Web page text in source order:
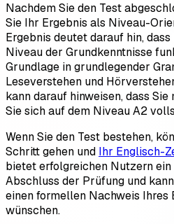
Nachdem Sie den Test
Sie Ihr Ergebnis als Niveau-
Ergebnis deutet darauf hin,
Niveau der Grundkenntnisse
Grundlage in grundlegender
Leseverstehen und
kann darauf hinweisen, dass
Sie sich auf dem Niveau A2
Wenn Sie den Test bestehen,
Schritt gehen und Ihr Englisch-
bietet erfolgreichen Nutzern
Abschluss der Prüfung und
einen formellen Nachweis Ihres
wünschen.